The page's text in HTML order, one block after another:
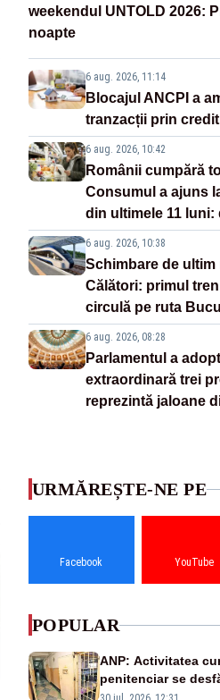
weekendul UNTOLD 2026:
noapte
6 aug. 2026, 11:14
Blocajul ANCPI a
tranzacții prin credit
6 aug. 2026, 10:42
Românii cumpără
Consumul a ajuns
din ultimele 11 luni:
6 aug. 2026, 10:38
Schimbare de ultim
Călători: primul
circulă pe ruta
6 aug. 2026, 08:28
Parlamentul a
extraordinară trei
reprezintă jaloane
URMĂREȘTE-NE PE
Facebook YouTube
POPULAR
ANP: Activitatea
penitenciar se
normali